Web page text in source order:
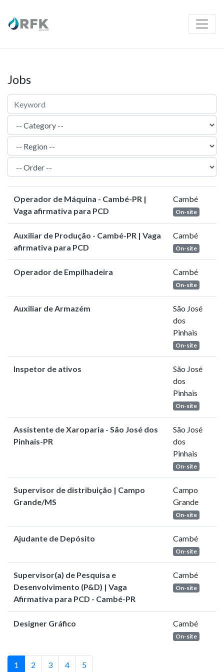
Jobs
Operador de Máquina - Cambé-PR |
Vaga afirmativa para PCD
Cambé
On-site
Auxiliar de Produção - Cambé-PR | Vaga
afirmativa para PCD
Cambé
On-site
Operador de Empilhadeira Cambé
On-site
Auxiliar de Armazém
São José
dos
Pinhais
On-site
Inspetor de ativos
São José
dos
Pinhais
On-site
Assistente de Xaroparia - São José dos
Pinhais-PR
São José
dos
Pinhais
On-site
Supervisor de distribuição | Campo
Grande/MS
Campo
Grande
On-site
Ajudante de Depósito Cambé
On-site
Supervisor(a) de Pesquisa e
Desenvolvimento (P&D) | Vaga
Afirmativa para PCD - Cambé-PR
Cambé
On-site
Designer Gráfico Cambé
On-site
1 2 3 4 5